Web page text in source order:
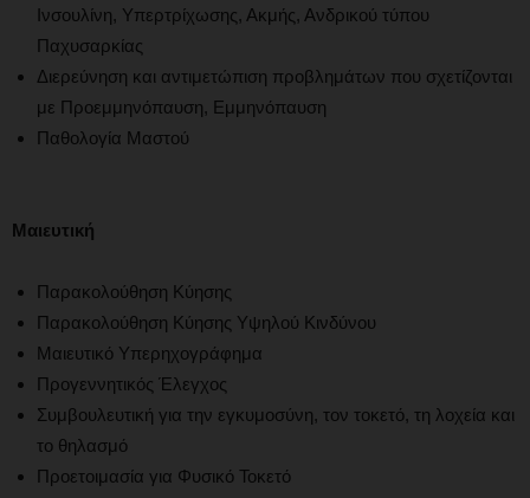
Ινσουλίνη, Υπερτρίχωσης, Ακμής, Ανδρικού τύπου
Παχυσαρκίας
Διερεύνηση και αντιμετώπιση προβλημάτων που σχετίζονται
με Προεμμηνόπαυση, Εμμηνόπαυση
Παθολογία Μαστού
Μαιευτική
Παρακολούθηση Κύησης
Παρακολούθηση Κύησης Υψηλού Κινδύνου
Μαιευτικό Υπερηχογράφημα
Προγεννητικός Έλεγχος
Συμβουλευτική για την εγκυμοσύνη, τον τοκετό, τη λοχεία και
το θηλασμό
Προετοιμασία για Φυσικό Τοκετό